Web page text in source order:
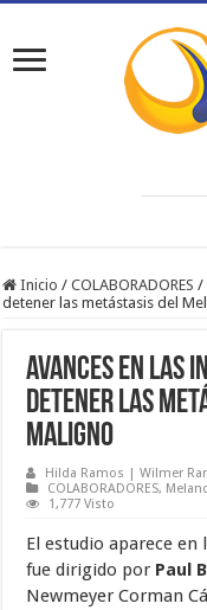
Inicio / COLABORADORES /
detener las metástasis del
Avances en las
detener las
Maligno
Hilda Ramos | Wilmer
COLABORADORES,
1,777 Visto
El estudio aparece en
fue dirigido por Paul
Newmeyer Corman